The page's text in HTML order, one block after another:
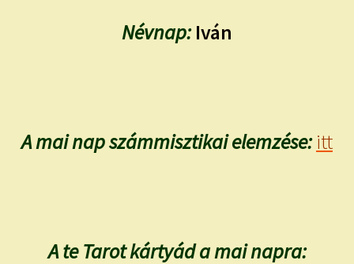
Névnap:Iván
A mai nap számmisztikai elemzése: itt
A te Tarot kártyád a mai napra: